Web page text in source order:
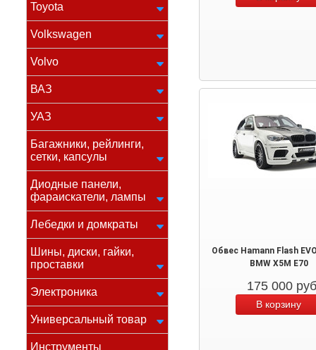
Toyota
Volkswagen
Volvo
ВАЗ
УАЗ
Багажники, рейлинги,
сетки, капсулы
Диодные панели,
фараискатели, лампы
Лебедки и домкраты
Шины, диски, гайки,
проставки
Электроника
Универсальный товар
Инструменты
Обвес Hamann Flash
BMW X5M E70
175 000 руб